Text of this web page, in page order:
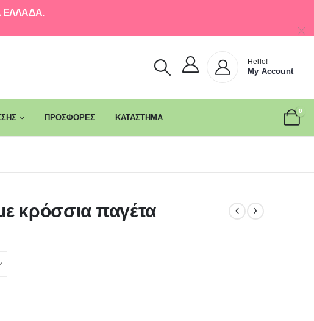
ΕΛΛAΔΑ.
Hello!
My Account
ΠΡΟΣΦΟΡΕΣ ΚΑΤΑΣΤΗΜΑ
0
κρόσσια παγέτα